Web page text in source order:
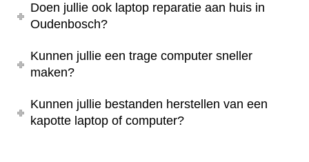
Doen jullie ook laptop reparatie aan huis in
Oudenbosch?
Kunnen jullie een trage computer sneller
maken?
Kunnen jullie bestanden herstellen van een
kapotte laptop of computer?